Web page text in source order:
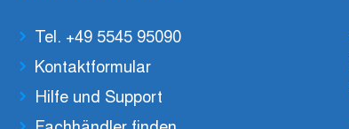
Tel. +49 5545 95090
Kontaktformular
Hilfe und Support